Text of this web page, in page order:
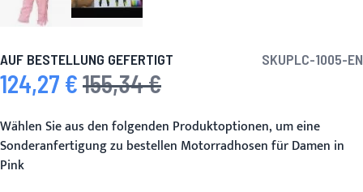
AUF BESTELLUNG GEFERTIGT SKUPLC-1005-EN
Sonderpreis
124,27 € Regulärer Preis
155,34 €
Wählen Sie aus den folgenden Produktoptionen, um eine
Sonderanfertigung zu bestellen Motorradhosen für Damen in
Pink